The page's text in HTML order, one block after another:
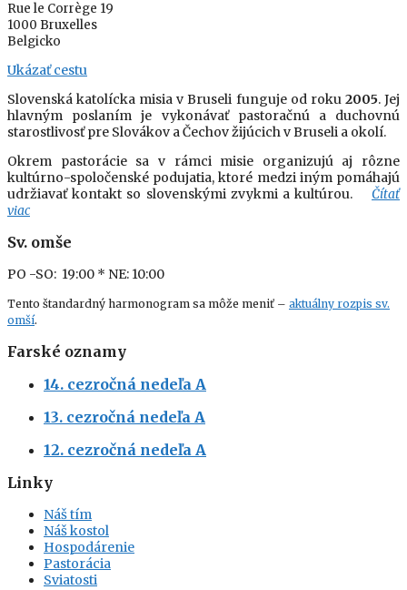
Rue le Corrège 19
1000 Bruxelles
Belgicko
Ukázať cestu
Slovenská katolícka misia v Bruseli funguje od roku 2005. Jej
hlavným poslaním je vykonávať pastoračnú a duchovnú
starostlivosť pre Slovákov a Čechov žijúcich v Bruseli a okolí.
Okrem pastorácie sa v rámci misie organizujú aj rôzne
kultúrno-spoločenské podujatia, ktoré medzi iným pomáhajú
udržiavať kontakt so slovenskými zvykmi a kultúrou. Čítať
viac
Sv. omše
PO -SO: 19:00 * NE: 10:00
Tento štandardný harmonogram sa môže meniť – aktuálny rozpis sv.
omší.
Farské oznamy
14. cezročná nedeľa A
13. cezročná nedeľa A
12. cezročná nedeľa A
Linky
Náš tím
Náš kostol
Hospodárenie
Pastorácia
Sviatosti